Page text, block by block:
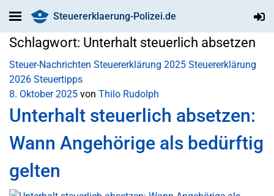
Steuererklaerung-Polizei.de
Schlagwort: Unterhalt steuerlich absetzen
Steuer-Nachrichten Steuererklärung 2025 Steuererklärung
2026 Steuertipps
8. Oktober 2025 von Thilo Rudolph
Unterhalt steuerlich absetzen:
Wann Angehörige als bedürftig
gelten